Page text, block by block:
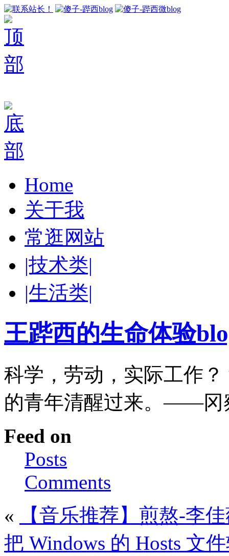
Home
关于我
常逛网站
|技术类|
|生活类|
王跸西的生命体验
科学，劳动，实际工作
的青年清醒过来。——冈
Feed on
Posts
Comments
«
【音乐推荐】煎熬-李
把 Windows 的 Hosts 文